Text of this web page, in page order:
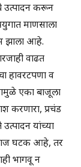
उत्पादन करून
माणसाला
झाला आहे.
वाढत
हावरटपणा व
एका बाजूला
करणारा, प्रचंड
यांच्या
घटक आहे, तर
भागवू न